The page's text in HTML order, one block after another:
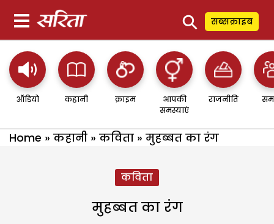
⚲ सब्सक्राइब
ऑडियो कहानी क्राइम
आपकी
समस्याएं
राजनीति
Home » कहानी » कविता » मुहब्बत का रंग
कविता
मुहब्बत का रंग